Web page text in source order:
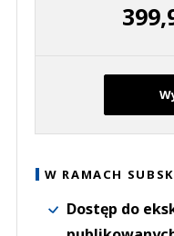
W RAMACH
Dostęp do